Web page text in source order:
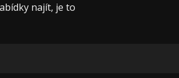
najít, je to